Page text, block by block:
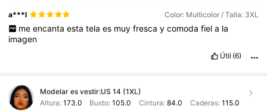
a***l Color: Multicolor / Talla: 3XL
me encanta esta tela es muy fresca y comoda fiel a la
imagen
Útil (6)
Modelar es vestir:US 14 (1XL)
Altura: 173.0 Busto:105.0 Cintura: 84.0 Caderas: 115.0